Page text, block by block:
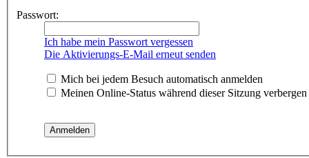
Passwort:
Ich habe mein Passwort vergessen
Die Aktivierungs-E-Mail erneut senden
Mich bei jedem Besuch automatisch anmelden
Meinen Online-Status während dieser Sitzung verbergen